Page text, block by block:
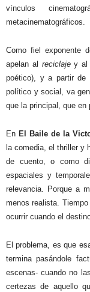
vínculos
metacinematográficos.
Como fiel exponente
apelan al reciclajey
poético), y a partir de
político y social, va
que la principal, que en
En El Baile de la
la comedia, el thriller y
de cuento, o como
espaciales y
relevancia. Porque a
menos realista.
ocurrir cuando el
El problema, es que
termina pasándole
escenas- cuando no
certezas de aquello